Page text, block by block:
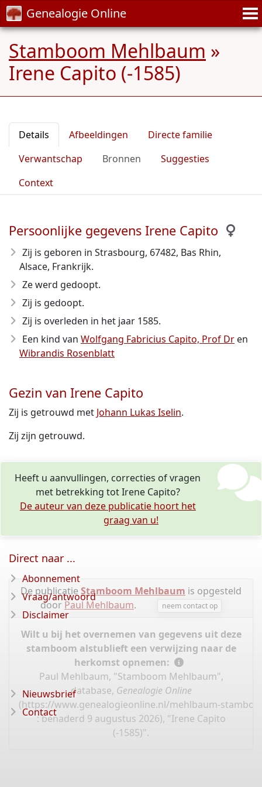
Genealogie Online
Stamboom Mehlbaum »
Irene Capito (-1585)
Details Afbeeldingen
Directe familie
Verwantschap
Bronnen
Suggesties
Context
Persoonlijke gegevens Irene Capito
Zij is geboren in Strasbourg, 67482, Bas Rhin,
Alsace, Frankrijk.
Ze werd gedoopt.
Zij is gedoopt.
Zij is overleden in het jaar 1585.
Een kind van Wolfgang Fabricius Capito, Prof Dr en
Wibrandis Rosenblatt
Gezin van Irene Capito
Zij is getrouwd met Johann Lukas Iselin.
Zij zijn getrouwd.
Heeft u aanvullingen, correcties of vragen
met betrekking tot Irene Capito?
De auteur van deze publicatie hoort het
graag van u!
De publicatie Stamboom Mehlbaum is opgesteld
door Paul Mehlbaum. neem contact op
Wilt u bij het overnemen van gegevens uit deze
stamboom alstublieft een verwijzing naar de
herkomst opnemen:
Paul Mehlbaum, "Stamboom Mehlbaum",
database, Genealogie Online
(https://www.genealogieonline.nl/mehlbaum-
: benaderd 9 augustus 2026), "Irene Capito
(-1585)".
Direct naar ...
Abonnement
Vraag/antwoord
Disclaimer
Nieuwsbrief
Contact